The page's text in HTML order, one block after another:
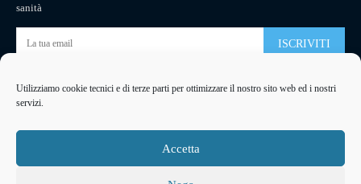
Utilizziamo cookie tecnici e di terze parti per ottimizzare il nostro sito web ed i nostri
servizi.
Accetta
sanità
ISCRIVITI
Pubblicità
La tua pubblicità